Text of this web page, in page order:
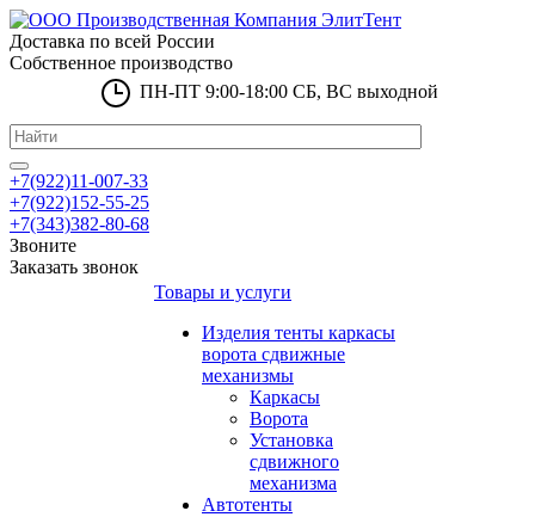
Доставка по всей России
Собственное производство
ПН-ПТ 9:00-18:00 СБ, ВС выходной
+7(922)11-007-33
+7(922)152-55-25
+7(343)382-80-68
Звоните
Заказать звонок
Товары и услуги
Изделия тенты каркасы
ворота сдвижные
механизмы
Каркасы
Ворота
Установка
сдвижного
механизма
Автотенты